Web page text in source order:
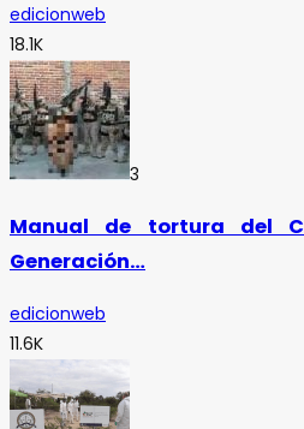
edicionweb
18.1K
3
Manual de tortura del
Generación…
edicionweb
11.6K